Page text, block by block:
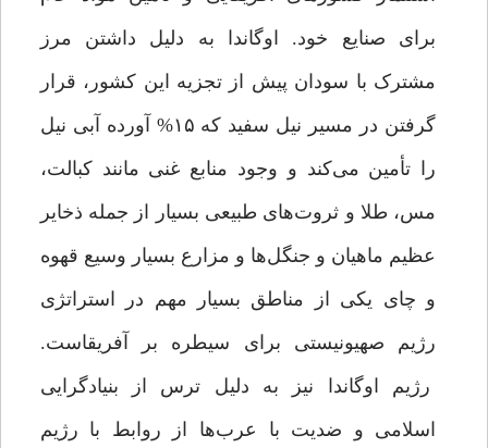
برای صنایع خود. اوگاندا به دلیل داشتن مرز
مشترک با سودان پیش از تجزیه این کشور، قرار
گرفتن در مسیر نیل سفید که ۱۵% آورده آبی نیل
را تأمین می‌کند و وجود منابع غنی مانند کبالت،
مس، طلا و ثروت‌های طبیعی بسیار از جمله ذخایر
عظیم ماهیان و جنگل‌ها و مزارع بسیار وسیع قهوه
و چای یکی از مناطق بسیار مهم در استراتژی
رژیم صهیونیستی برای سیطره بر آفریقاست.
رژیم اوگاندا نیز به دلیل ترس از بنیادگرایی
اسلامی و ضدیت با عرب‌ها از روابط با رژیم